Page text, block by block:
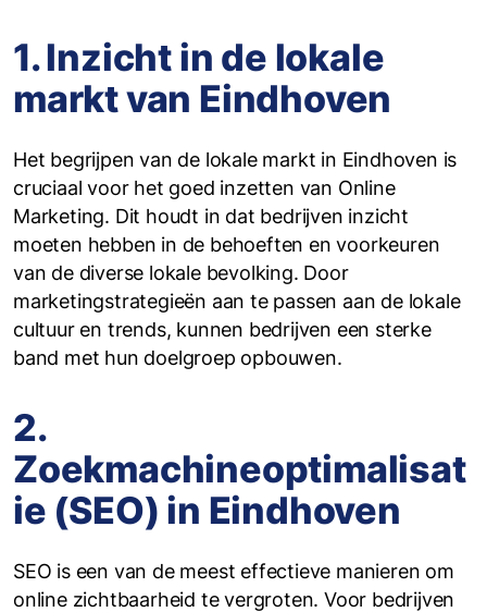
1. Inzicht in de lokale
markt van Eindhoven
Het begrijpen van de lokale markt in Eindhoven is
cruciaal voor het goed inzetten van Online
Marketing. Dit houdt in dat bedrijven inzicht
moeten hebben in de behoeften en voorkeuren
van de diverse lokale bevolking. Door
marketingstrategieën aan te passen aan de lokale
cultuur en trends, kunnen bedrijven een sterke
band met hun doelgroep opbouwen.
2.
Zoekmachineoptimalisat
ie (SEO) in Eindhoven
SEO is een van de meest effectieve manieren om
online zichtbaarheid te vergroten. Voor bedrijven